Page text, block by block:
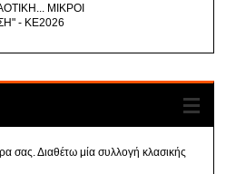
ΜΙΚΡΟΙ
- ΚΕ2026
σας. Διαθέτω μία συλλογή κλασικής